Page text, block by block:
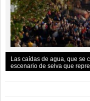
Las caídas de agua, que se
escenario de selva que